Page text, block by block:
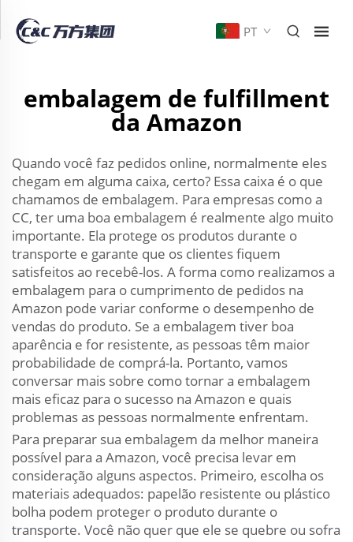
PT
embalagem de fulfillment
da Amazon
Quando você faz pedidos online, normalmente eles
chegam em alguma caixa, certo? Essa caixa é o que
chamamos de embalagem. Para empresas como a
CC, ter uma boa embalagem é realmente algo muito
importante. Ela protege os produtos durante o
transporte e garante que os clientes fiquem
satisfeitos ao recebê-los. A forma como realizamos a
embalagem para o cumprimento de pedidos na
Amazon pode variar conforme o desempenho de
vendas do produto. Se a embalagem tiver boa
aparência e for resistente, as pessoas têm maior
probabilidade de comprá-la. Portanto, vamos
conversar mais sobre como tornar a embalagem
mais eficaz para o sucesso na Amazon e quais
problemas as pessoas normalmente enfrentam.
Para preparar sua embalagem da melhor maneira
possível para a Amazon, você precisa levar em
consideração alguns aspectos. Primeiro, escolha os
materiais adequados: papelão resistente ou plástico
bolha podem proteger o produto durante o
transporte. Você não quer que ele se quebre ou sofra